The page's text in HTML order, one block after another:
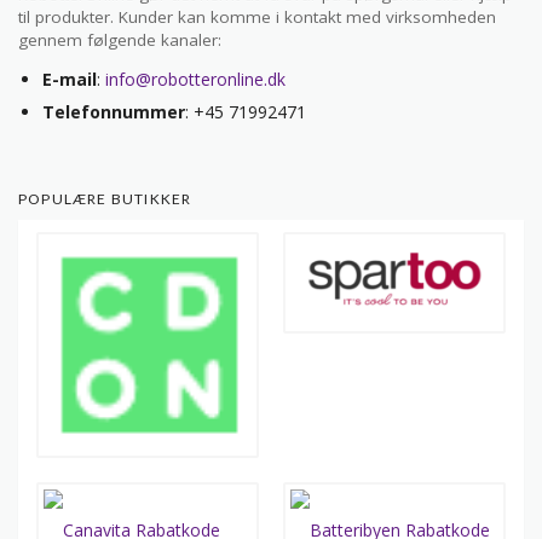
til produkter. Kunder kan komme i kontakt med virksomheden
gennem følgende kanaler:
E-mail: info@robotteronline.dk
Telefonnummer: +45 71992471
POPULÆRE BUTIKKER